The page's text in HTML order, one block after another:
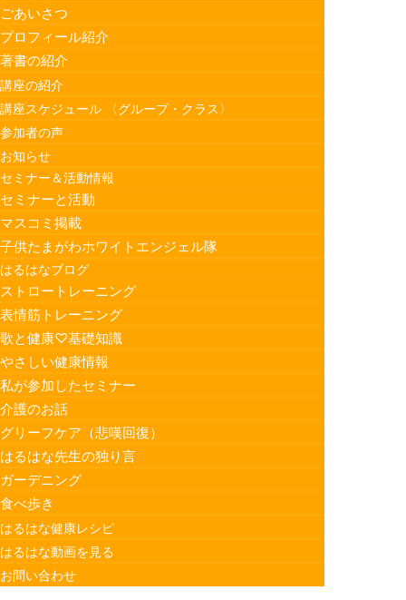
ごあいさつ
プロフィール紹介
著書の紹介
講座の紹介
講座スケジュール 〈グループ・クラス〉
参加者の声
お知らせ
セミナー＆活動情報
セミナーと活動
マスコミ掲載
子供たまがわホワイトエンジェル隊
はるはなブログ
ストロートレーニング
表情筋トレーニング
歌と健康♡基礎知識
やさしい健康情報
私が参加したセミナー
介護のお話
グリーフケア（悲嘆回復）
はるはな先生の独り言
ガーデニング
食べ歩き
はるはな健康レシピ
はるはな動画を見る
お問い合わせ